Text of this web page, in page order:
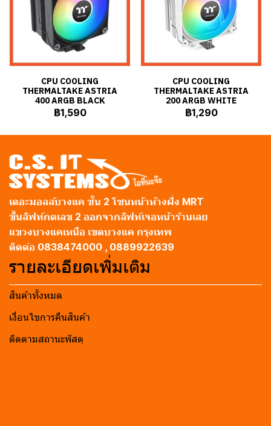
CPU COOLING
THERMALTAKE ASTRIA
400 ARGB BLACK
฿1,590
CPU COOLING
THERMALTAKE ASTRIA
200 ARGB WHITE
฿1,290
เดอะมอลล์บางแค ชั้น 2 โซนหน้าห้างฝั่ง MRT
ขึ้นลิฟท์กดเลข 2 ออกจากลิฟท์เจอหน้าร้านเลย
แขวงบางแคเหนือ เขตบางแค กรุงเทพ
ติดต่อ 0838474000 , 0889922639
รายละเอียดเพิ่มเติม
สินค้าทั้งหมด
เงื่อนไขการคืนสินค้า
ติดตามสถานะพัสดุ